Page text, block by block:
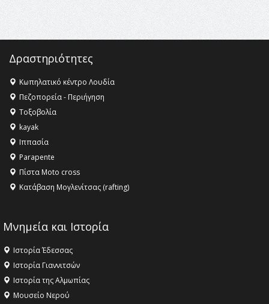
θεσμικές διαδικασίες υπάρχει μόνο η ευθύνη απέναντι
στις επόμενες γενιές»
16:35 -Το πρόγραμμα του ΠΑΟΚ στον δεύτερο γύρο του
16:27 - Όλυμπος: Εντάχθηκε στον Κατάλογο Παγκόσμιας
Κληρονομιάς της UNESCO – Ομόφωνη η απόφαση Ο
Όλυμπος αναγνωρίστηκε ως φυσικό και πολιτιστικό
αγαθό εξέχουσας οικουμενικής αξίας για την
ανθρωπότητα
16:18 -
ΣΤΗΝ ΕΔΕΣΣΑ
Δραστηριότητες
Κωπηλατικό κέντρο Λουδία
Πεζοπορεία - Περιήγηση
Τοξοβολία
kayak
Ιππασία
Parapente
Πίστα Moto cross
Κατάβαση Μογλενίτσας (rafting)
Μνημεία και Ιστορία
Ιστορία Έδεσσας
Ιστορία Γιαννιτσών
Ιστορία της Αλμωπίας
Μουσείο Νερού